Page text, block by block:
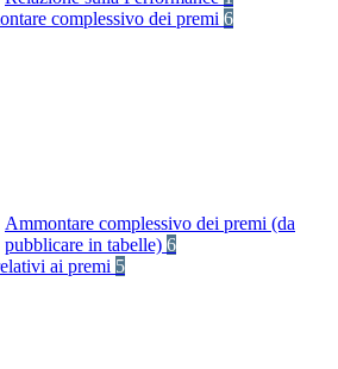
complessivo dei premi 6
Ammontare complessivo dei premi (da
pubblicare in tabelle) 6
ai premi 5